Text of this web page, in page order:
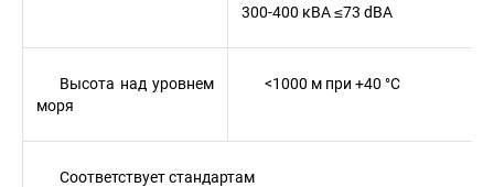
300-400 кВА ≤73 dBA
Высота над уровнем
моря
<1000 м при +40 °C
Соответствует стандартам